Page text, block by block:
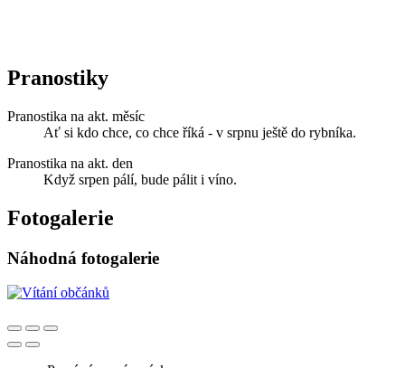
Pranostiky
Pranostika na akt. měsíc
Ať si kdo chce, co chce říká - v srpnu ještě do rybníka.
Pranostika na akt. den
Když srpen pálí, bude pálit i víno.
Fotogalerie
Náhodná fotogalerie